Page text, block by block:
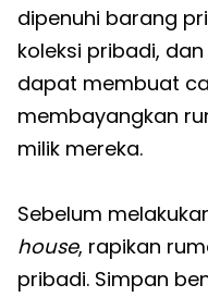
dipenuhi barang
koleksi pribadi,
dapat membuat
membayangkan
milik mereka.
Sebelum
house, rapikan
pribadi. Simpan